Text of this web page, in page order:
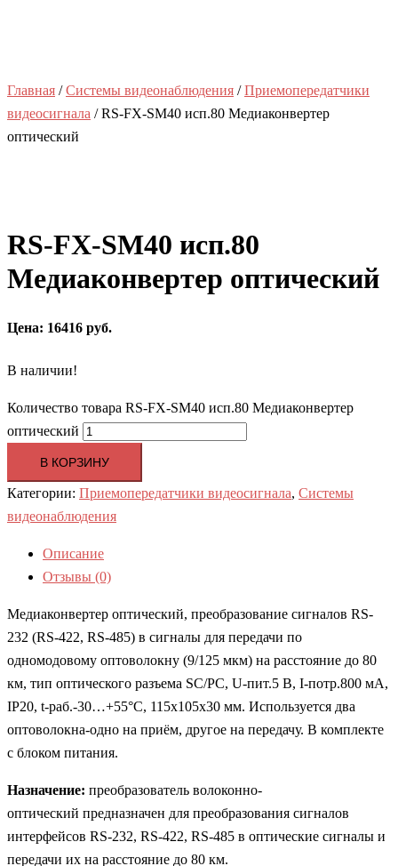
Главная /Системы видеонаблюдения /Приемопередатчики
видеосигнала / RS-FX-SM40 исп.80 Медиаконвертер
оптический
RS-FX-SM40 исп.80
Медиаконвертер оптический
Цена: 16416 руб.
В наличии!
Количество товара RS-FX-SM40 исп.80 Медиаконвертер
оптический
В КОРЗИНУ
Категории: Приемопередатчики видеосигнала, Системы
видеонаблюдения
Описание
Отзывы (0)
Медиаконвертер оптический, преобразование сигналов RS-
232 (RS-422, RS-485) в сигналы для передачи по
одномодовому оптоволокну (9/125 мкм) на расстояние до 80
км, тип оптического разъема SC/PC, U-пит.5 В, I-потр.800 мА,
IP20, t-раб.-30…+55°С, 115x105x30 мм. Используется два
оптоволокна-одно на приём, другое на передачу. В комплекте
с блоком питания.
Назначение: преобразователь волоконно-
оптический предназначен для преобразования сигналов
интерфейсов RS-232, RS-422, RS-485 в оптические сигналы и
передачи их на расстояние до 80 км.